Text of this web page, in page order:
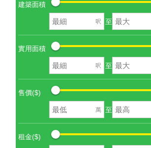
建築面積
呎 至
實用面積
呎 至
售價($)
萬 至
租金($)